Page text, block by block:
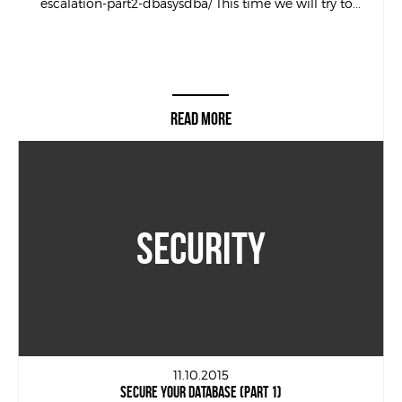
escalation-part2-dbasysdba/ This time we will try to...
READ MORE
SECURITY
11.10.2015
SECURE YOUR DATABASE (PART 1)